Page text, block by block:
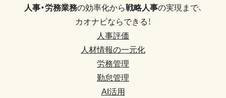
人事・労務業務の効率化から戦略人事の実現まで、
カオナビならできる！
人事評価
人材情報の一元化
労務管理
勤怠管理
AI活用